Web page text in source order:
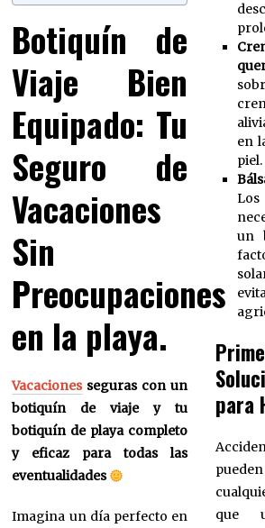
Botiquín de
Viaje Bien
Equipado: Tu
Seguro de
Vacaciones
Sin
Preocupaciones
en la playa.
Vacacionesseguras con un
botiquín de viaje y tu
botiquín de playa completo
y eficaz para todas las
eventualidades
Imagina un día perfecto en
en
piel.
un
para
que